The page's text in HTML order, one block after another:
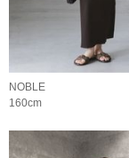
NOBLE
160cm